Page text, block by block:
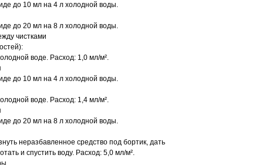
до 10 мл на 4 л холодной воды.
до 20 мл на 8 л холодной воды.
чистками
воде. Расход: 1,0 мл/м².
до 10 мл на 4 л холодной воды.
воде. Расход: 1,4 мл/м².
до 20 мл на 8 л холодной воды.
неразбавленное средство под бортик, дать
и спустить воду. Расход: 5,0 мл/м².